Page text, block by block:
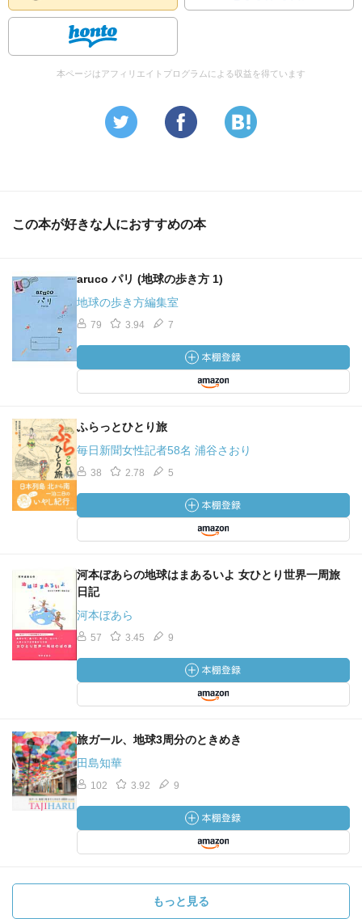
本ページはアフィリエイトプログラムによる収益を得ています
この本が好きな人におすすめの本
aruco パリ (地球の歩き方 1)
地球の歩き方編集室
79 3.94 7
ふらっとひとり旅
毎日新聞女性記者58名 浦谷さおり
38 2.78 5
河本ぼあらの地球はまあるいよ 女ひとり世界一周旅
日記
河本ぼあら
57 3.45 9
旅ガール、地球3周分のときめき
田島知華
102 3.92 9
もっと見る